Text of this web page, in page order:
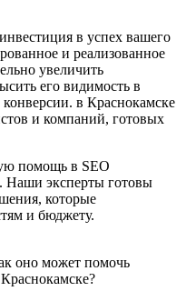
в успех вашего
и реализованное
увеличить
его видимость в
в Краснокамске
и компаний, готовых
помощь в SEO
Наши эксперты готовы
которые
и бюджету.
оно может помочь